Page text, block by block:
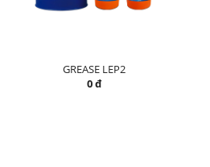
GREASE LEP2
0 đ